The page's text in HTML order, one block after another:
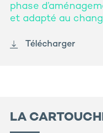
phase
et adapté au
Télécharger
LA